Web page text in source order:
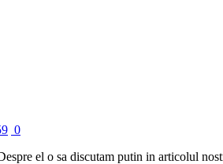
0
el o sa discutam putin in articolul